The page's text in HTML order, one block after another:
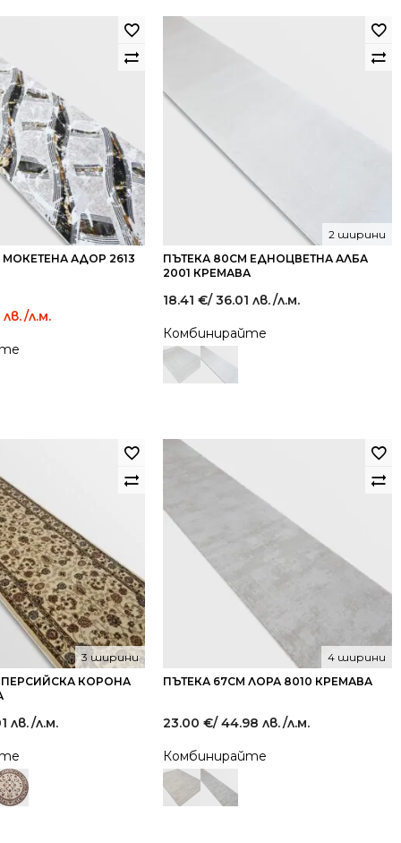
АДОР 2613
лв./л.м.
ПЪТЕКА 80СМ ЕДНОЦВЕТНА АЛБА
2001 КРЕМАВА
2 ширини
18.41 €/ 36.01 лв./л.м.
Комбинирайте
ПЕРСИЙСКА КОРОНА
3 ширини
лв./л.м.
ПЪТЕКА 67СМ ЛОРА 8010 КРЕМАВА
4 ширини
23.00 €/ 44.98 лв./л.м.
Комбинирайте